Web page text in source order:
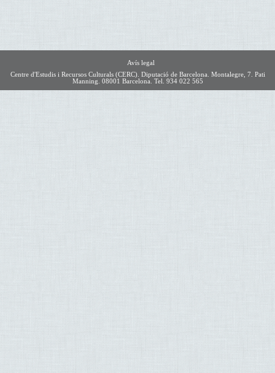
Avís legal
Centre d'Estudis i Recursos Culturals (CERC). Diputació de Barcelona. Montalegre, 7. Pati
Manning. 08001 Barcelona. Tel. 934 022 565